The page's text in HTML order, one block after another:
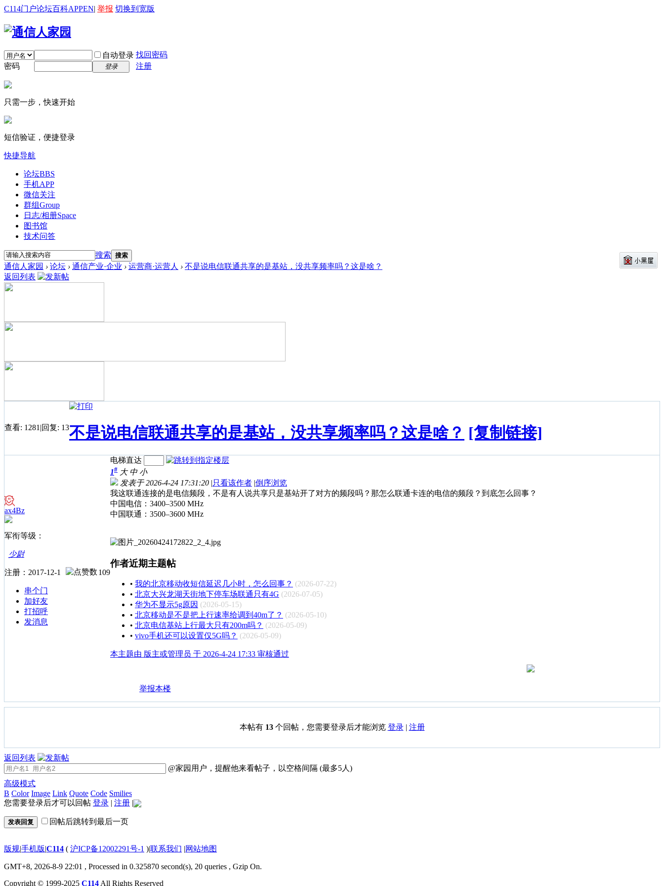
C114门户论坛百科APPEN| 举报 切换到宽版
自动登录 找回密码
密码
登录 注册
只需一步，快速开始
短信验证，便捷登录
快捷导航
论坛BBS
手机APP
微信关注
群组Group
日志/相册Space
图书馆
技术问答
搜索 搜索
通信人家园 › 论坛 › 通信产业·企业 › 运营商·运营人 › 不是说电信联通共享的是基站，没共享频率吗？这是啥？
返回列表
查看: 1281 |回复: 13不是说电信联通共享的是基站，没共享频率吗？这是啥？ [复制链接]
ax4Bz
军衔等级：
少尉
注册：2017-12-1 109
串个门
加好友
打招呼
发消息
电梯直达
1# 大 中 小
发表于 2026-4-24 17:31:20 |只看该作者 |倒序浏览
我这联通连接的是电信频段，不是有人说共享只是基站开了对方的频段吗？那怎么联通卡连的电信的频段？到底怎么回事？
中国电信：3400–3500 MHz
中国联通：3500–3600 MHz
作者近期主题帖
• 我的北京移动收短信延迟几小时，怎么回事？ (2026-07-22)
• 北京大兴龙湖天街地下停车场联通只有4G (2026-07-05)
• 华为不显示5g原因 (2026-05-15)
• 北京移动是不是把上行速率给调到40m了？ (2026-05-10)
• 北京电信基站上行最大只有200m吗？ (2026-05-09)
• vivo手机还可以设置仅5G吗？ (2026-05-09)
本主题由 版主或管理员 于 2026-4-24 17:33 审核通过
举报本楼
本帖有 13个回帖，您需要登录后才能浏览 登录| 注册
返回列表
@家园用户，提醒他来看帖子，以空格间隔 (最多5人)
高级模式
B Color Image Link Quote Code Smilies
您需要登录后才可以回帖 登录 | 注册 |
发表回复 回帖后跳转到最后一页
版规|手机版|C114 ( 沪ICP备12002291号-1 )|联系我们 |网站地图
GMT+8, 2026-8-9 22:01 , Processed in 0.325870 second(s), 20 queries , Gzip On.
Copyright © 1999-2025 C114 All Rights Reserved